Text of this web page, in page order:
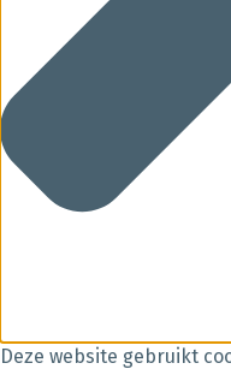
Deze website gebruikt